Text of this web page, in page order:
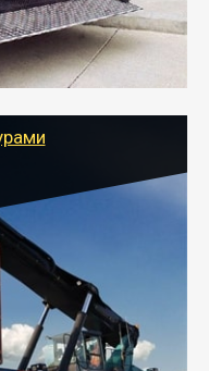
быстро и
к новому месту
груза и
10 тонн
догруз
для больших